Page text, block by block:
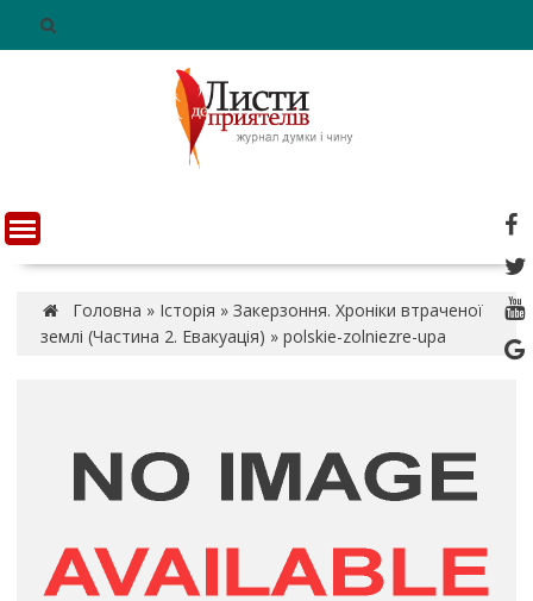
n
t
Головна » Історія » Закерзоння. Хроніки втраченої
землі (Частина 2. Евакуація) » polskie-zolniezre-upa